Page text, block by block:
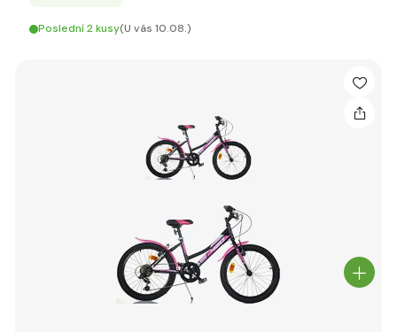
Poslední 2 kusy(U vás 10.08.)